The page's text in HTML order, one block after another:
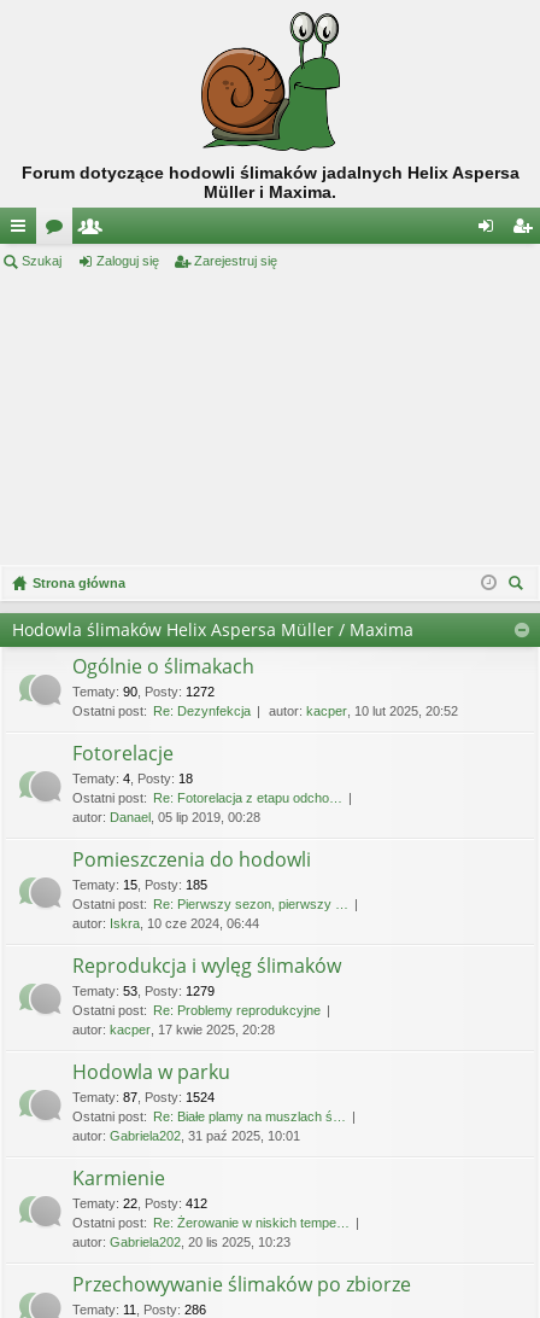
Forum dotyczące hodowli ślimaków jadalnych Helix Aspersa
Müller i Maxima.
ię or ży
Szukaj Zaloguj się Zarejestruj się
Strona główna
kaj
Hodowla ślimaków Helix Aspersa Müller / Maxima
Ogólnie o ślimakach
Tematy: 90 Posty: 1272
Ostatni post: Re: Dezynfekcja autor: kacper , 10 lut 2025, 20:52
Fotorelacje
Tematy: 4 Posty: 18
Ostatni post: Re: Fotorelacja z etapu odcho…
autor: Danael , 05 lip 2019, 00:28
Pomieszczenia do hodowli
Tematy: 15 Posty: 185
Ostatni post: Re: Pierwszy sezon, pierwszy …
autor: Iskra , 10 cze 2024, 06:44
Reprodukcja i wylęg ślimaków
Tematy: 53 Posty: 1279
Ostatni post: Re: Problemy reprodukcyjne
autor: kacper , 17 kwie 2025, 20:28
Hodowla w parku
Tematy: 87 Posty: 1524
Ostatni post: Re: Białe plamy na muszlach ś…
autor: Gabriela202 , 31 paź 2025, 10:01
Karmienie
Tematy: 22 Posty: 412
Ostatni post: Re: Żerowanie w niskich tempe…
autor: Gabriela202 , 20 lis 2025, 10:23
Przechowywanie ślimaków po zbiorze
Tematy: 11 Posty: 286